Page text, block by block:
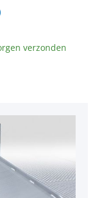
verzonden